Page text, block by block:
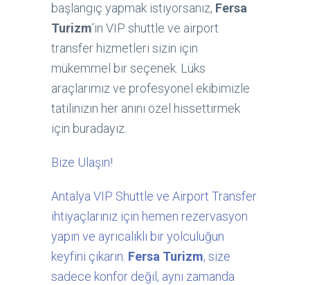
başlangıç yapmak istiyorsanız, Fersa
Turizm’in VIP shuttle ve airport
transfer hizmetleri sizin için
mükemmel bir seçenek. Lüks
araçlarımız ve profesyonel ekibimizle
tatilinizin her anını özel hissettirmek
için buradayız.
Bize Ulaşın!
Antalya VIP Shuttle ve Airport Transfer
ihtiyaçlarınız için hemen rezervasyon
yapın ve ayrıcalıklı bir yolculuğun
keyfini çıkarın. Fersa Turizm, size
sadece konfor değil, aynı zamanda